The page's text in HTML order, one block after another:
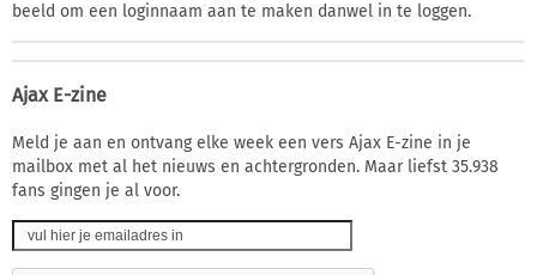
beeld om een loginnaam aan te maken danwel in te loggen.
Ajax E-zine
Meld je aan en ontvang elke week een vers Ajax E-zine in je
mailbox met al het nieuws en achtergronden. Maar liefst 35.938
fans gingen je al voor.